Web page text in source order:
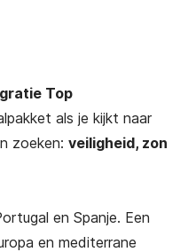
Top
als je kijkt naar
zoeken: veiligheid, zon
en Spanje. Een
en mediterrane